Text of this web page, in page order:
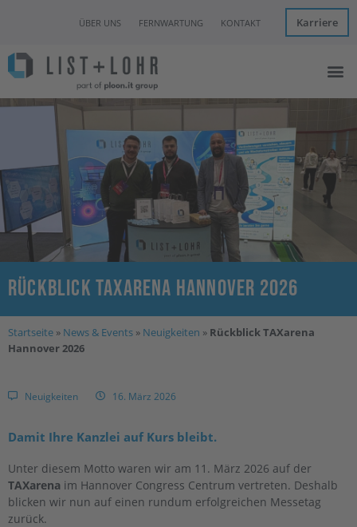
Karriere
ÜBER UNS FERNWARTUNG KONTAKT
Rückblick TAXarena Hannover 2026
Startseite » News & Events » Neuigkeiten » Rückblick TAXarena
Hannover 2026
Neuigkeiten 16. März 2026
Damit Ihre Kanzlei auf Kurs bleibt.
Unter diesem Motto waren wir am 11. März 2026 auf der
TAXarena im Hannover Congress Centrum vertreten. Deshalb
blicken wir nun auf einen rundum erfolgreichen Messetag
zurück.